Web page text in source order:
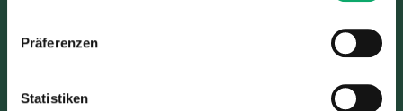
Verwendungszwecke zulassen. Sie können Ihre Auswahl
jederzeit in den Einstellungen widerrufen oder anpassen.
Weitere Informationen über die Verarbeitung Ihrer Daten
Präferenzen
Statistiken